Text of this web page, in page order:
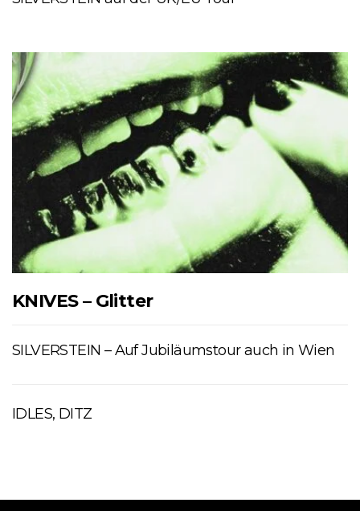
KNIVES – Glitter
SILVERSTEIN – Auf Jubiläumstour auch in Wien
IDLES, DITZ